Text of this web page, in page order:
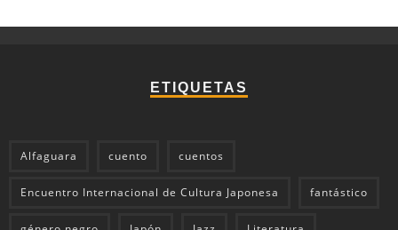
ETIQUETAS
Alfaguara cuento cuentos
Encuentro Internacional de Cultura Japonesa fantástico